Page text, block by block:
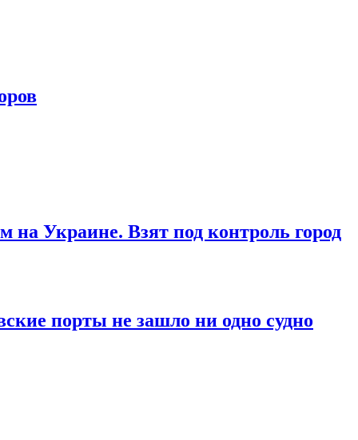
на Украине. Взят под контроль город
порты не зашло ни одно судно